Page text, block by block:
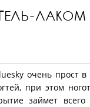
ЛАКОМ
очень прост
при этом
займет